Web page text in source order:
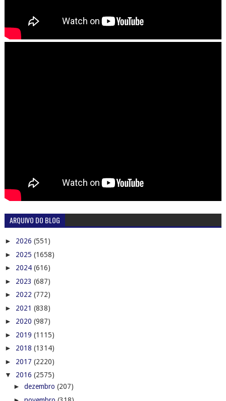
ARQUIVO DO BLOG
► 2026 (551)
► 2025 (1658)
► 2024 (616)
► 2023 (687)
► 2022 (772)
► 2021 (838)
► 2020 (987)
► 2019 (1115)
► 2018 (1314)
► 2017 (2220)
▼ 2016 (2575)
► dezembro (207)